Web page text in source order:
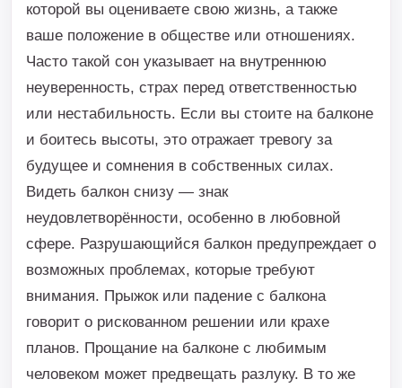
которой вы оцениваете свою жизнь, а также
ваше положение в обществе или отношениях.
Часто такой сон указывает на внутреннюю
неуверенность, страх перед ответственностью
или нестабильность. Если вы стоите на балконе
и боитесь высоты, это отражает тревогу за
будущее и сомнения в собственных силах.
Видеть балкон снизу — знак
неудовлетворённости, особенно в любовной
сфере. Разрушающийся балкон предупреждает о
возможных проблемах, которые требуют
внимания. Прыжок или падение с балкона
говорит о рискованном решении или крахе
планов. Прощание на балконе с любимым
человеком может предвещать разлуку. В то же